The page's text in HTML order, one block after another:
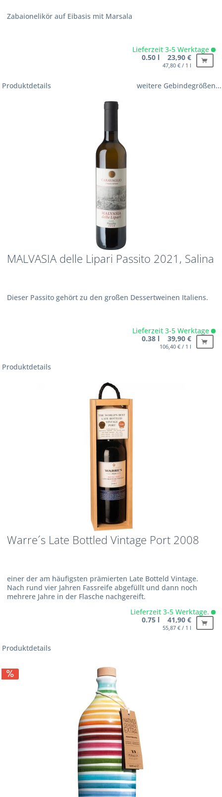
Zabaionelikör auf Eibasis mit Marsala
Lieferzeit 3-5 Werktage
0.50 l 23,90 €
47,80 € / 1 l
Produktdetails weitere Gebindegrößen...
MALVASIA delle Lipari Passito 2021, Salina
Dieser Passito gehört zu den großen Dessertweinen Italiens.
Lieferzeit 3-5 Werktage
0.38 l 39,90 €
106,40 € / 1 l
Produktdetails
Warre´s Late Bottled Vintage Port 2008
einer der am häufigsten prämierten Late Botteld Vintage.
Nach rund vier Jahren Fassreife abgefüllt und dann noch
mehrere Jahre in der Flasche nachgereift.
Lieferzeit 3-5 Werktage.
0.75 l 41,90 €
55,87 € / 1 l
Produktdetails